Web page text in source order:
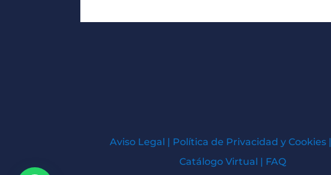
Aviso Legal | Política de Privacidad y Cookies|
Catálogo Virtual | FAQ